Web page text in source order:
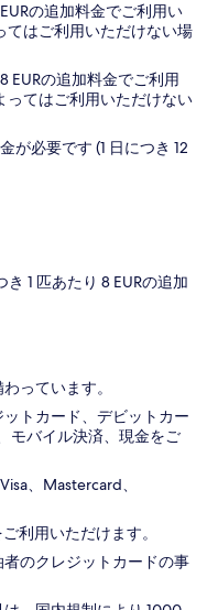
の追加料金でご利用い
てはご利用いただけない場
EURの追加料金でご利用
ってはご利用いただけない
が必要です (1 日につき 12
1 匹あたり 8 EURの追加
っています。
トカード、デビットカー
モバイル決済、現金をご
、Mastercard、
利用いただけます。
のクレジットカードの事